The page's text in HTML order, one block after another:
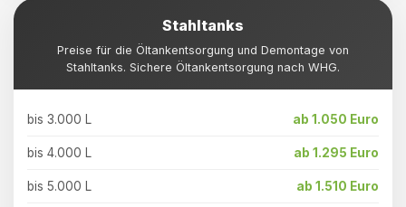
Stahltanks
Preise für die Öltankentsorgung und Demontage von
Stahltanks. Sichere Öltankentsorgung nach WHG.
bis 3.000 L ab 1.050 Euro
bis 4.000 L ab 1.295 Euro
bis 5.000 L ab 1.510 Euro